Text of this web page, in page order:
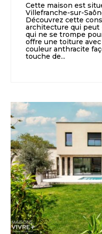
Cette maison est
Villefranche-sur-
Découvrez cette
architecture qui peut
qui ne se trompe
offre une toiture
couleur anthracite
touche de...